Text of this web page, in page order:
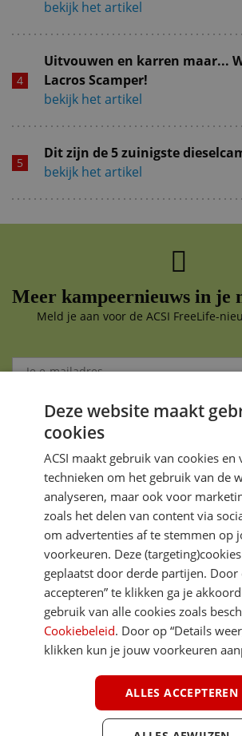
bekijk het artikel
Uitvouwen en karren maar...
Lacros Scamper!
bekijk het artikel
Dit zijn de 5 zuinigste
bekijk het artikel
Meer kampeernieuws in je
Meld je aan voor de ACSI FreeLife-
Aanmelden
Je gegevens zijn veilig en worden niet
DIRECT NAAR
MEER ACSI FREELIFE
Deze website maakt
cookies
ACSI maakt gebruik van cookies en
technieken om het gebruik van de
analyseren, maar ook voor
zoals het delen van content via
om advertenties af te stemmen op
voorkeuren. Deze
geplaatst door derde partijen. Door
accepteren” te klikken ga je
gebruik van alle cookies zoals
Cookiebeleid. Door op “Details
klikken kun je jouw voorkeuren
ALLES ACCEPTEREN